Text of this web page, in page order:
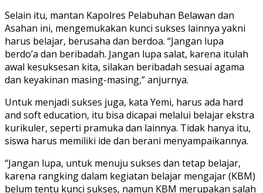
Selain itu, mantan Kapolres Pelabuhan Belawan dan
Asahan ini, mengemukakan kunci sukses lainnya yakni
harus belajar, berusaha dan berdoa. “Jangan lupa
berdo’a dan beribadah. Jangan lupa salat, karena itulah
awal kesuksesan kita, silakan beribadah sesuai agama
dan keyakinan masing-masing,” anjurnya.
Untuk menjadi sukses juga, kata Yemi, harus ada hard
and soft education, itu bisa dicapai melalui belajar ekstra
kurikuler, seperti pramuka dan lainnya. Tidak hanya itu,
siswa harus memiliki ide dan berani menyampaikannya.
“Jangan lupa, untuk menuju sukses dan tetap belajar,
karena rangking dalam kegiatan belajar mengajar (KBM)
belum tentu kunci sukses, namun KBM merupakan salah